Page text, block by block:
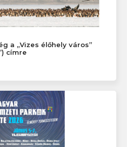
a „Vizes élőhely város”
címre